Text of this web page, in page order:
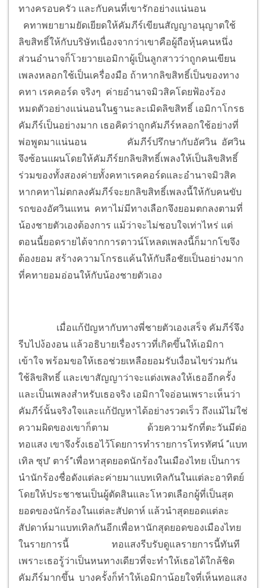
ทางครอบครัว และกับคนที่เขารักอย่างแน่นอน
คทาพยายามยัดเยียดให้คัมภีร์เขียนสัญญาอนุญาตใช้
ลิขสิทธิ์ให้กับบริษัทเนื่องจากว่าเขาคือผู้ถือหุ้นคนหนึ่ง
ส่วนอำนาจก็โวยวายเอมิกาผู้เป็นลูกสาวว่าถูกคนเขียน
เพลงหลอกใช้เป็นเครื่องมือ ถ้าหากลิขสิทธิ์เป็นของทาง
คทา เรคคอร์ด จริงๆ ค่ายอำนาจมิวสิคโดยฟ้องร้อง
หมดตัวอย่างแน่นอนในฐานะละเมิดลิขสิทธิ์ เอมิกาโกรธ
คัมภีร์เป็นอย่างมาก เธอคิดว่าถูกคัมภีร์หลอกใช้อย่างที่
พ่อพูดมาแน่นอน
คัมภีร์ปรึกษากับอัศวิน อัศวิน
จึงซ้อนแผนโดยให้คัมภีร์ยกลิขสิทธิ์เพลงให้เป็นลิขสิทธิ์
ร่วมของทั้งสองค่ายทั้งคทาเรคคอร์ดและอำนาจมิวสิค
หากคทาไม่ตกลงคัมภีร์จะยกลิขสิทธิ์เพลงนี้ให้กับคนขับ
รถของอัศวินแทน คทาไม่มีทางเลือกจึงยอมตกลงตามที่
น้องชายตัวเองต้องการ แม้ว่าจะไม่ชอบใจเท่าไหร่ แต่
ตอนนี้ยอดรายได้จากการดาวน์โหลดเพลงนี้ก็มากโขจึง
ต้องยอม สร้างความโกรธแค้นให้กับลือชัยเป็นอย่างมาก
ที่คทายอมอ่อนให้กับน้องชายตัวเอง
เมื่อแก้ปัญหากับทางพี่ชายตัวเองเสร็จ คัมภีร์จึง
รีบไปง้องอน แล้วอธิบายเรื่องราวที่เกิดขึ้นให้เอมิกา
เข้าใจ พร้อมขอให้เธอช่วยเหลือยอมรับเงื่อนไขร่วมกัน
ใช้ลิขสิทธิ์ และเขาสัญญาว่าจะแต่งเพลงให้เธออีกครั้ง
และเป็นเพลงสำหรับเธอจริง เอมิกาใจอ่อนเพราะเห็นว่า
คัมภีร์นั้นจริงใจและแก้ปัญหาได้อย่างรวดเร็ว ถึงแม้ไม่ใช่
ความผิดของเขาก็ตาม
ด้วยความรักที่ตะวันมีต่อ
ทอแสง เขาจึงรั้งเธอไว้โดยการทำรายการโทรทัศน์ “แบท
เทิล ซุป’ ตาร์”เพื่อหาสุดยอดนักร้องในเมืองไทย เป็นการ
นำนักร้องชื่อดังแต่ละค่ายมาแบทเทิลกันในแต่ละอาทิตย์
โดยให้ประชาชนเป็นผู้ตัดสินและโหวตเลือกผู้ที่เป็นสุด
ยอดของนักร้องในแต่ละสัปดาห์ แล้วนำสุดยอดแต่ละ
สัปดาห์มาแบทเทิลกันอีกเพื่อหานักสุดยอดของเมืองไทย
ในรายการนี้
ทอแสงรีบรับดูแลรายการนี้ทันที
เพราะเธอรู้ว่าเป็นหนทางเดียวที่จะทำให้เธอได้ใกล้ชิด
คัมภีร์มากขึ้น บางครั้งก็ทำให้เอมิกาน้อยใจที่เห็นทอแสง